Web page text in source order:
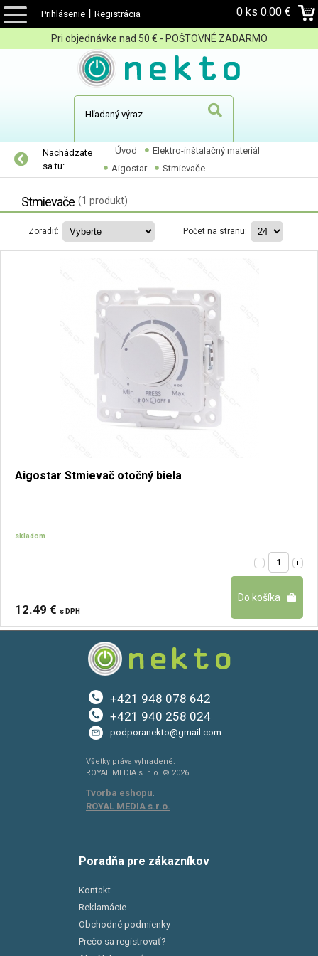
Prihlásenie | Registrácia 0 ks 0.00 €
Pri objednávke nad 50 € - POŠTOVNÉ ZADARMO
Nachádzate
sa tu:
Úvod
Elektro-inštalačný materiál
Aigostar
Stmievače
Stmievače (1 produkt)
Zoradiť: Počet na stranu:
Aigostar Stmievač otočný biela
skladom
12.49 € s DPH
+421 948 078 642
+421 940 258 024
podporanekto@gmail.com
Všetky práva vyhradené.
ROYAL MEDIA s. r. o. © 2026
Tvorba eshopu:
ROYAL MEDIA s.r.o.
Poradňa pre zákazníkov
Kontakt
Reklamácie
Obchodné podmienky
Prečo sa registrovať?